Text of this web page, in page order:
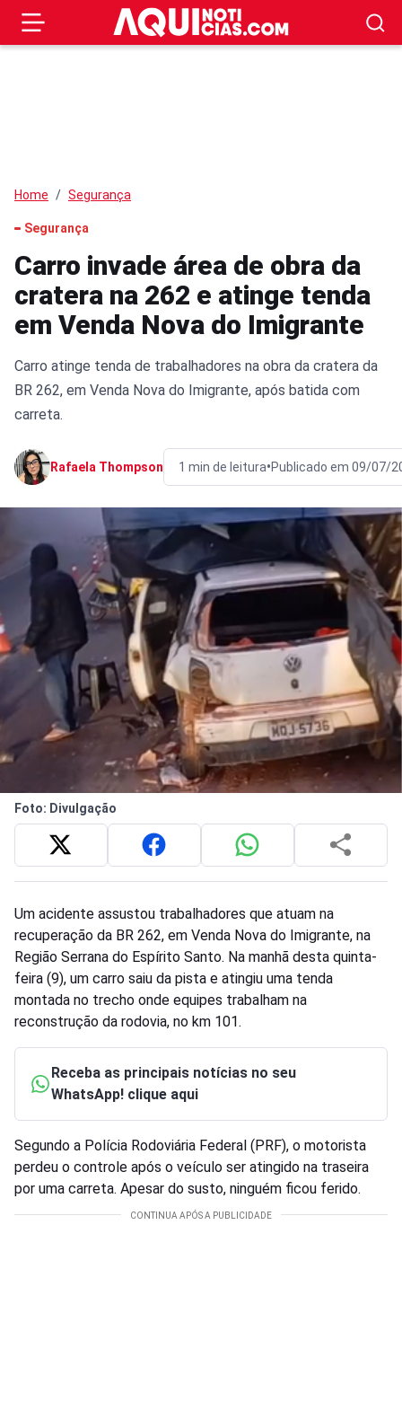
Home Segurança
Segurança
Carro invade área de obra da
cratera na 262 e atinge tenda
em Venda Nova do Imigrante
Carro atinge tenda de trabalhadores na obra da cratera da
BR 262, em Venda Nova do Imigrante, após batida com
carreta.
Rafaela Thompson 1 min de leitura•Publicado em 09/07/
Foto: Divulgação
Um acidente assustou trabalhadores que atuam na
recuperação da BR 262, em Venda Nova do Imigrante, na
Região Serrana do Espírito Santo. Na manhã desta quinta-
feira (9), um carro saiu da pista e atingiu uma tenda
montada no trecho onde equipes trabalham na
reconstrução da rodovia, no km 101.
Receba as principais notícias no seu
WhatsApp! clique aqui
Segundo a Polícia Rodoviária Federal (PRF), o motorista
perdeu o controle após o veículo ser atingido na traseira
por uma carreta. Apesar do susto, ninguém ficou ferido.